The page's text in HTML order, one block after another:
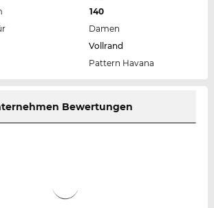
140
Damen
Vollrand
Pattern Havana
Bewertungen